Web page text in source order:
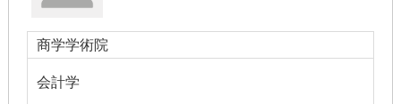
商学学術院
会計学